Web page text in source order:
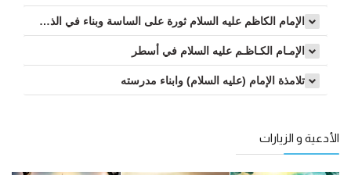
الإمام الكاظم عليه السلام ثورة على الساسة وبناء في الذات...
الإمـام الكـاظـم عليه السلام في أسطر
تلامذة الإمام (عليه السلام) وابناء مدرسته
الأدعية و الزيارات